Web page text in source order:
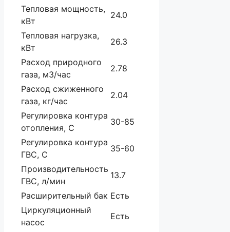
Тепловая мощность,
кВт
24.0
Тепловая нагрузка,
кВт
26.3
Расход природного
газа, м3/час
2.78
Расход сжиженного
газа, кг/час
2.04
Регулировка контура
отопления, С
30-85
Регулировка контура
ГВС, С
35-60
Производительность
ГВС, л/мин
13.7
Расширительный бак Есть
Циркуляционный
насос
Есть